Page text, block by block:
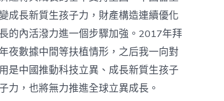
多
機
會
（國
際
論
壇）
_
成長新質生孩子力，財產構造連續優化
的內活潑力進一個步驟加強。2017年拜
夜數據中間等扶植情形，之后我一向對
是中國推動科技立異、成長新質生孩子
力，也將無力推進全球立異成長。